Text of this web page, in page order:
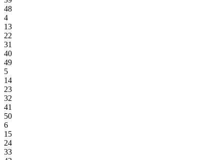
48
4
13
22
31
40
49
5
14
23
32
41
50
6
15
24
33